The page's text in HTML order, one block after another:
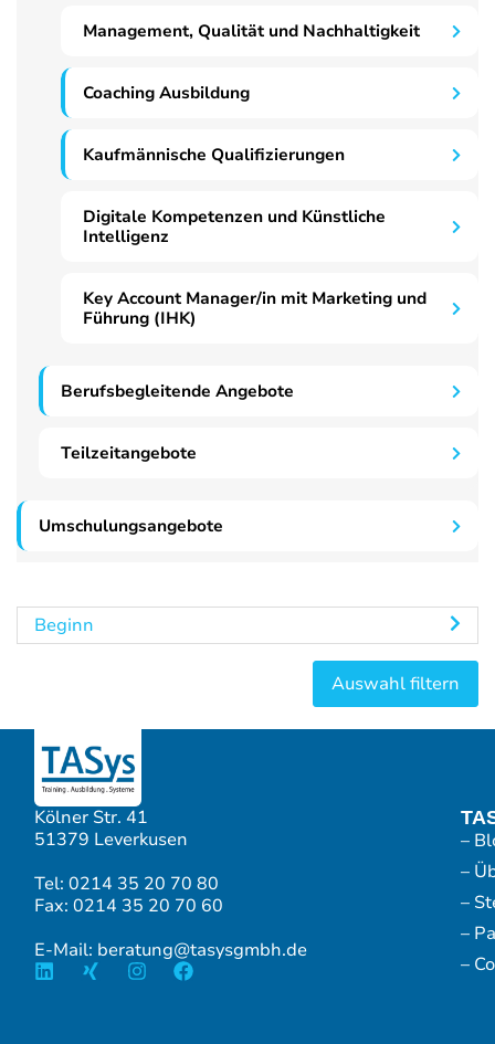
Management, Qualität und Nachhaltigkeit
Coaching Ausbildung
Kaufmännische Qualifizierungen
Digitale Kompetenzen und Künstliche
Intelligenz
Key Account Manager/in mit Marketing und
Führung (IHK)
Berufsbegleitende Angebote
Teilzeitangebote
Umschulungsangebote
Beginn
Kölner Str. 41
51379 Leverkusen
Tel: 0214 35 20 70 80
Fax: 0214 35 20 70 60
E-Mail: beratung@tasysgmbh.de
–
–
–
–
–